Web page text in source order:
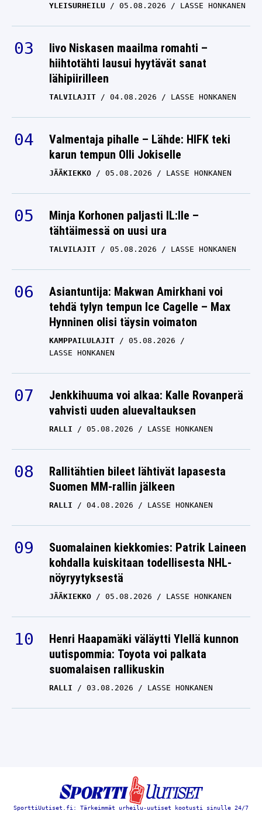
YLEISURHEILU 05.08.2026 LASSE HONKANEN
Iivo Niskasen maailma romahti –
hiihtotähti lausui hyytävät sanat
lähipiirilleen
TALVILAJIT 04.08.2026 LASSE HONKANEN
Valmentaja pihalle – Lähde: HIFK teki
karun tempun Olli Jokiselle
JÄÄKIEKKO 05.08.2026 LASSE HONKANEN
Minja Korhonen paljasti IL:lle –
tähtäimessä on uusi ura
TALVILAJIT 05.08.2026 LASSE HONKANEN
Asiantuntija: Makwan Amirkhani voi
tehdä tylyn tempun Ice Cagelle – Max
Hynninen olisi täysin voimaton
KAMPPAILULAJIT
05.08.2026
LASSE HONKANEN
Jenkkihuuma voi alkaa: Kalle Rovanperä
vahvisti uuden aluevaltauksen
RALLI 05.08.2026 LASSE HONKANEN
Rallitähtien bileet lähtivät lapasesta
Suomen MM-rallin jälkeen
RALLI 04.08.2026 LASSE HONKANEN
Suomalainen kiekkomies: Patrik Laineen
kohdalla kuiskitaan todellisesta NHL-
nöyryytyksestä
JÄÄKIEKKO 05.08.2026 LASSE HONKANEN
Henri Haapamäki väläytti Ylellä kunnon
uutispommia: Toyota voi palkata
suomalaisen rallikuskin
RALLI 03.08.2026 LASSE HONKANEN
SporttiUutiset.fi: Tärkeimmät urheilu-uutiset kootusti sinulle 24/7